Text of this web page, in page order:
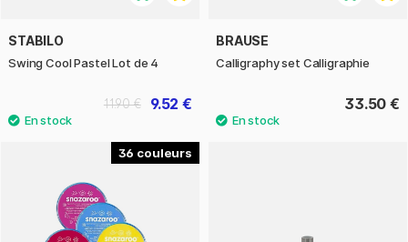
STABILO
Swing Cool Pastel Lot de 4
9.52 €
11.90 €
BRAUSE
Calligraphy set Calligraphie
33.50 €
36